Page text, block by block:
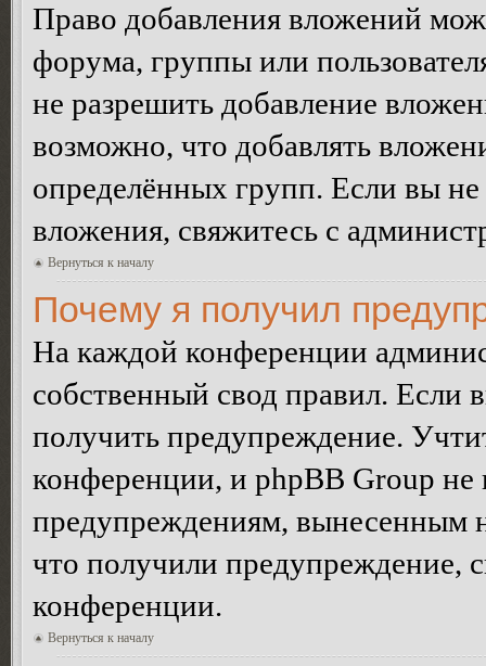
Право добавления вложений
форума, группы или
не разрешить добавление
возможно, что добавлять
определённых групп. Если вы не
вложения, свяжитесь с
Вернуться к началу
Почему я получил
На каждой конференции
собственный свод правил.
получить предупреждение.
конференции, и phpBB Group не
предупреждениям, вынесенным
что получили предупреждение,
конференции.
Вернуться к началу